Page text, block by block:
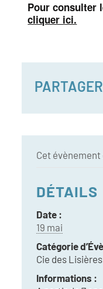
Pour consulter
cliquer ici.
PARTAGER
Cet évènement
DÉTAILS
Date :
19 mai
Catégorie
Cie des Lisières
Informations :